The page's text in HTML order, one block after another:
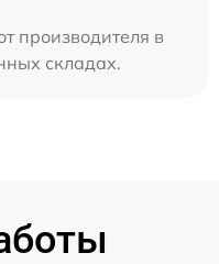
производителя в
складах.